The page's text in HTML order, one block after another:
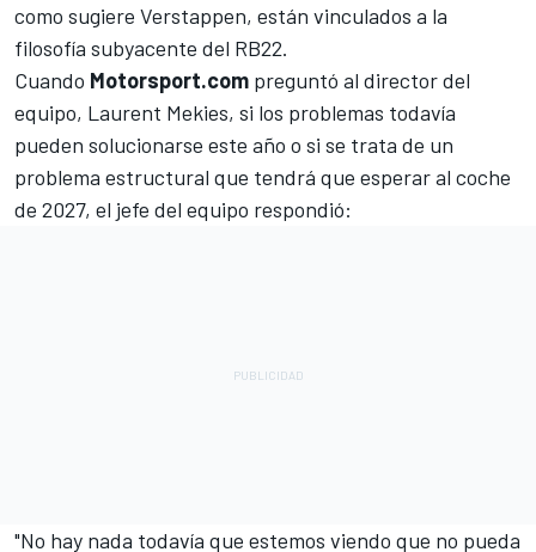
como sugiere Verstappen, están vinculados a la
filosofía subyacente del RB22.
Cuando Motorsport.com preguntó al director del
equipo, Laurent Mekies, si los problemas todavía
pueden solucionarse este año o si se trata de un
problema estructural que tendrá que esperar al coche
de 2027, el jefe del equipo respondió:
"No hay nada todavía que estemos viendo que no pueda